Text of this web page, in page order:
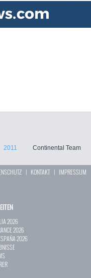
2011 Continental Team
| KONTAKT| IMPRESSUM
2026
2026
2026